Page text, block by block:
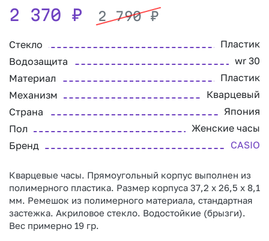
2 370 ₽ 2 790₽
Стекло
Пластик
Водозащита
wr 30
Материал
Пластик
Механизм
Кварцевый
Страна
Япония
Пол
Женские часы
Бренд
CASIO
Кварцевые часы. Прямоугольный корпус выполнен из
полимерного пластика. Размер корпуса 37,2 x 26,5 x 8,1
мм. Ремешок из полимерного материала, стандартная
застежка. Акриловое стекло. Водостойкие (брызги).
Вес примерно 19 гр.